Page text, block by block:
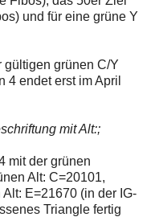
und für eine grüne Y
gültigen grünen C/Y
4 endet erst im April
mit Alt:;
mit der grünen
Alt: C=20101,
E=21670 (in der IG-
Triangle fertig